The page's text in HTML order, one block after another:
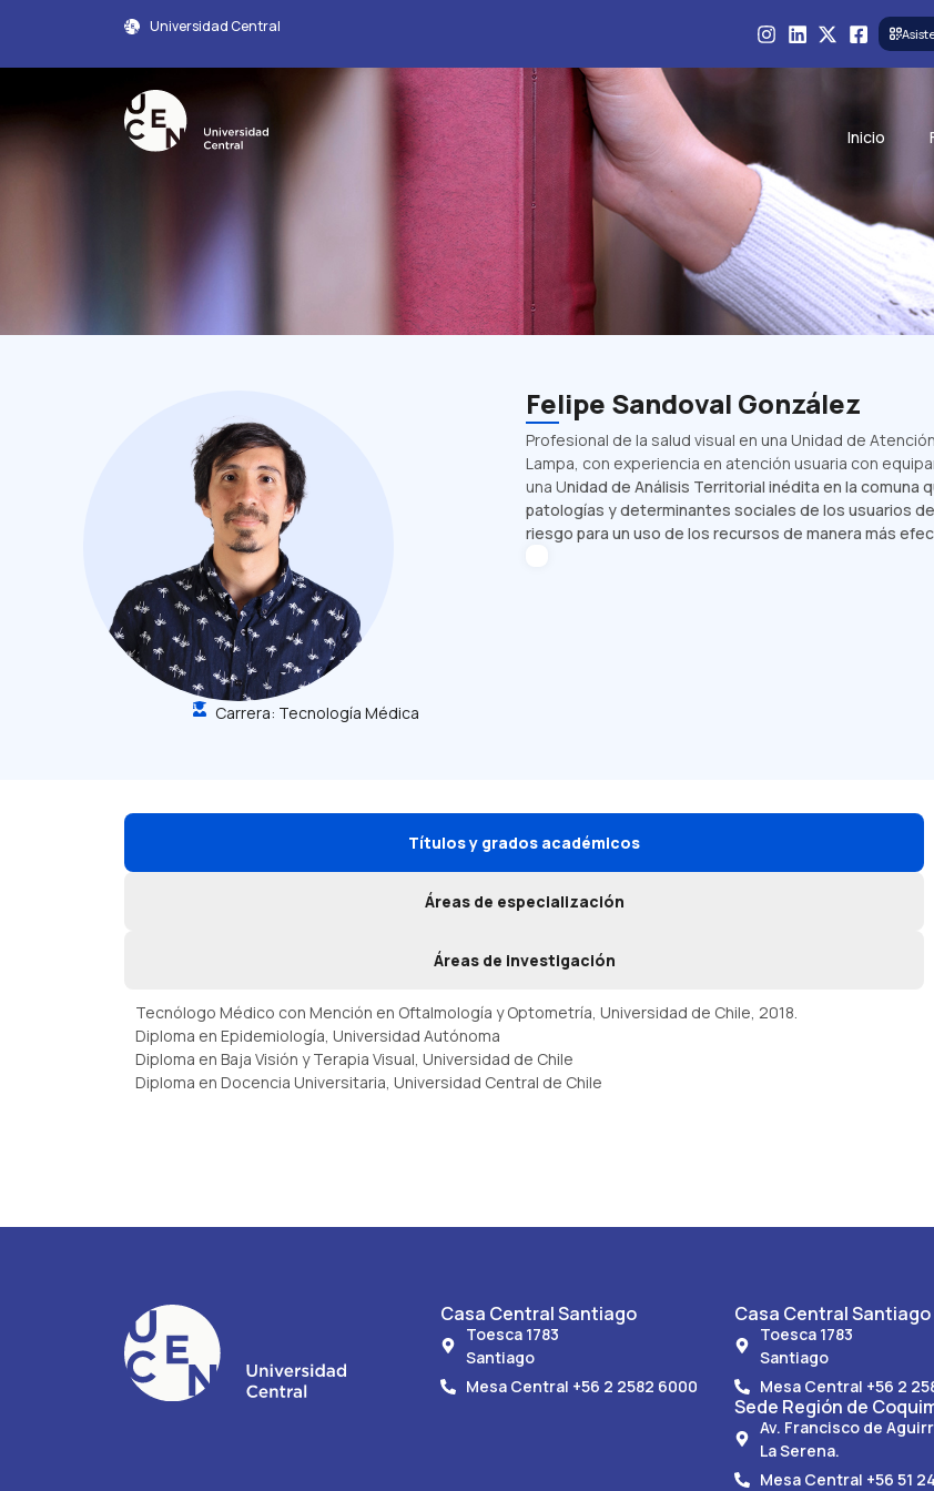
Universidad Central
Inicio
Perfil Académico
Carrera: Tecnología Médica
Felipe Sandoval González
Profesional de la salud visual en una Unidad de
Lampa, con experiencia en atención usuaria con
una Unidad de Análisis Territorial inédita en la comuna
patologías y determinantes sociales de los usuarios
riesgo para un uso de los recursos de manera más
Títulos y grados académicos
Áreas de especialización
Áreas de investigación
Tecnólogo Médico con Mención en Oftalmología y Optometría, Universidad de Chile, 2018.
Diploma en Epidemiología, Universidad Autónoma
Diploma en Baja Visión y Terapia Visual, Universidad de Chile
Diploma en Docencia Universitaria, Universidad Central de Chile
Casa Central Santiago
Toesca 1783
Santiago
Mesa Central +56 2 2582 6000
Casa Central Santiago
Toesca 1783
Santiago
Mesa Central +56 2
Sede Región de
Av. Francisco de
La Serena.
Mesa Central +56 51